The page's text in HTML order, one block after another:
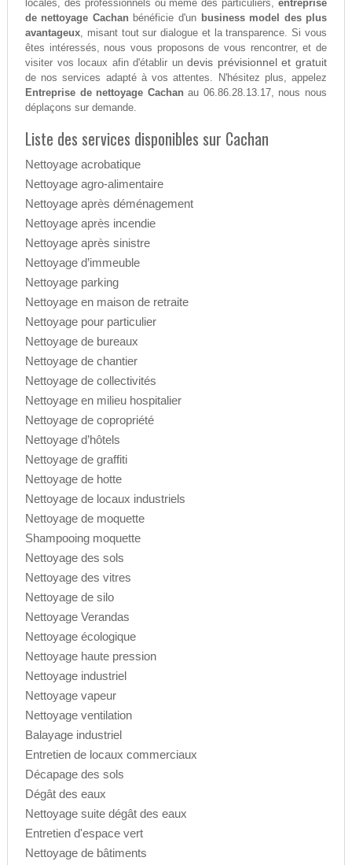
locales, des professionnels ou même des particuliers,entreprise
de nettoyage Cachan bénéficie d'un business model des plus
avantageux, misant tout sur dialogue et la transparence. Si vous
êtes intéressés, nous vous proposons de vous rencontrer, et de
visiter vos locaux afin d'établir undevis prévisionnel et gratuit
de nos services adapté à vos attentes. N'hésitez plus, appelez
Entreprise de nettoyage Cachan au 06.86.28.13.17, nous nous
déplaçons sur demande.
Liste des services disponibles sur Cachan
Nettoyage acrobatique
Nettoyage agro-alimentaire
Nettoyage après déménagement
Nettoyage après incendie
Nettoyage après sinistre
Nettoyage d’immeuble
Nettoyage parking
Nettoyage en maison de retraite
Nettoyage pour particulier
Nettoyage de bureaux
Nettoyage de chantier
Nettoyage de collectivités
Nettoyage en milieu hospitalier
Nettoyage de copropriété
Nettoyage d’hôtels
Nettoyage de graffiti
Nettoyage de hotte
Nettoyage de locaux industriels
Nettoyage de moquette
Shampooing moquette
Nettoyage des sols
Nettoyage des vitres
Nettoyage de silo
Nettoyage Verandas
Nettoyage écologique
Nettoyage haute pression
Nettoyage industriel
Nettoyage vapeur
Nettoyage ventilation
Balayage industriel
Entretien de locaux commerciaux
Décapage des sols
Dégât des eaux
Nettoyage suite dégât des eaux
Entretien d'espace vert
Nettoyage de bâtiments